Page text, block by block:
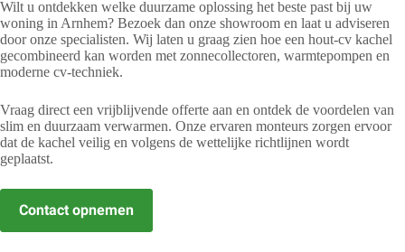
Wilt u ontdekken welke duurzame oplossing het beste past bij uw
woning in Arnhem? Bezoek dan onze showroom en laat u adviseren
door onze specialisten. Wij laten u graag zien hoe een hout-cv kachel
gecombineerd kan worden met zonnecollectoren, warmtepompen en
moderne cv-techniek.
Vraag direct een vrijblijvende offerte aan en ontdek de voordelen van
slim en duurzaam verwarmen. Onze ervaren monteurs zorgen ervoor
dat de kachel veilig en volgens de wettelijke richtlijnen wordt
geplaatst.
Contact opnemen